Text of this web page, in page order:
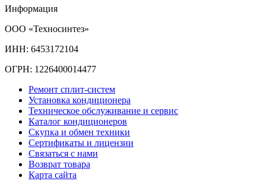
Информация
ООО «Техносинтез»
ИНН: 6453172104
ОГРН: 1226400014477
Ремонт сплит-систем
Установка кондиционера
Техническое обслуживание и сервис
Каталог кондиционеров
Скупка и обмен техники
Сертификаты и лицензии
Связаться с нами
Возврат товара
Карта сайта